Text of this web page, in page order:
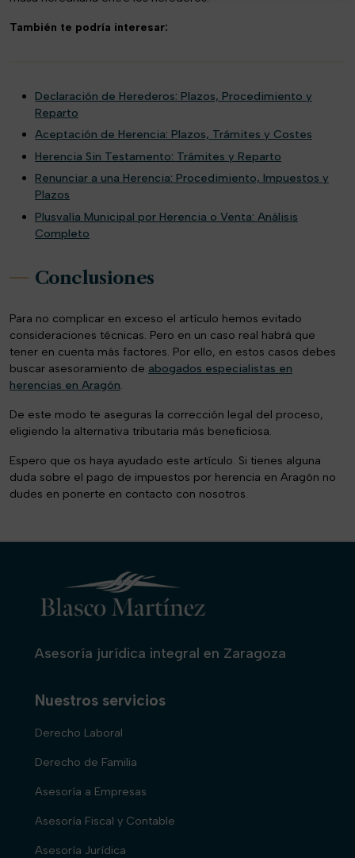
También te podría interesar:
Declaración de Herederos: Plazos, Procedimiento y
Reparto
Aceptación de Herencia: Plazos, Trámites y Costes
Herencia Sin Testamento: Trámites y Reparto
Renunciar a una Herencia: Procedimiento, Impuestos y
Plazos
Plusvalía Municipal por Herencia o Venta: Análisis
Completo
Conclusiones
Para no complicar en exceso el artículo hemos evitado
consideraciones técnicas. Pero en un caso real habrá que
tener en cuenta más factores. Por ello, en estos casos debes
buscar asesoramiento de abogados especialistas en
herencias en Aragón.
De este modo te aseguras la corrección legal del proceso,
eligiendo la alternativa tributaria más beneficiosa.
Espero que os haya ayudado este artículo. Si tienes alguna
duda sobre el pago de impuestos por herencia en Aragón no
dudes en ponerte en contacto con nosotros.
Asesoría jurídica integral en Zaragoza
Nuestros servicios
Derecho Laboral
Derecho de Familia
Asesoría a Empresas
Asesoría Fiscal y Contable
Asesoría Jurídica